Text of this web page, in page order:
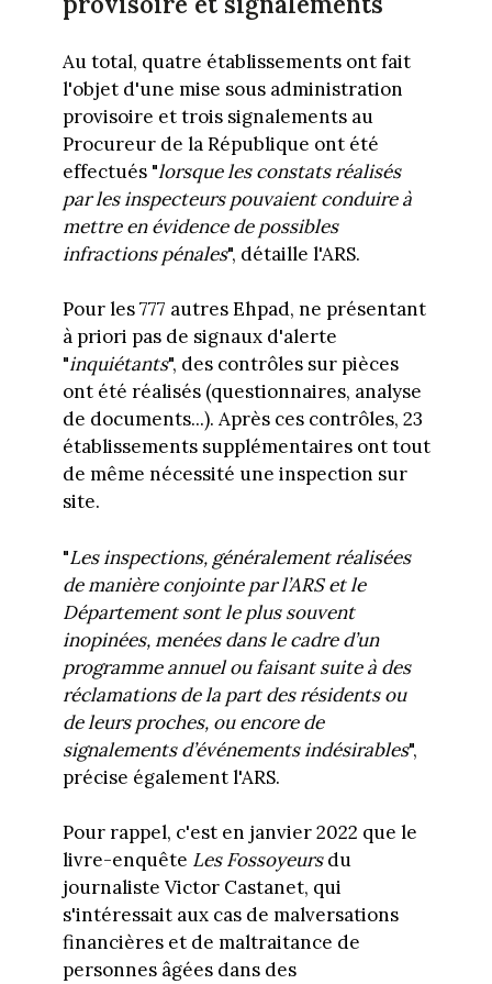
Au total, quatre établissements ont fait
l'objet d'une mise sous administration
provisoire et trois signalements au
Procureur de la République ont été
effectués "lorsque les constats réalisés
par les inspecteurs pouvaient conduire à
mettre en évidence de possibles
infractions pénales", détaille l'ARS.
Pour les 777 autres Ehpad, ne présentant
à priori pas de signaux d'alerte
"inquiétants", des contrôles sur pièces
ont été réalisés (questionnaires, analyse
de documents...). Après ces contrôles, 23
établissements supplémentaires ont tout
de même nécessité une inspection sur
site.
"Les inspections, généralement réalisées
de manière conjointe par l’ARS et le
Département sont le plus souvent
inopinées, menées dans le cadre d’un
programme annuel ou faisant suite à des
réclamations de la part des résidents ou
de leurs proches, ou encore de
signalements d’événements indésirables",
précise également l'ARS.
Pour rappel, c'est en janvier 2022 que le
livre-enquête Les Fossoyeursdu
journaliste Victor Castanet, qui
s'intéressait aux cas de malversations
financières et de maltraitance de
personnes âgées dans des